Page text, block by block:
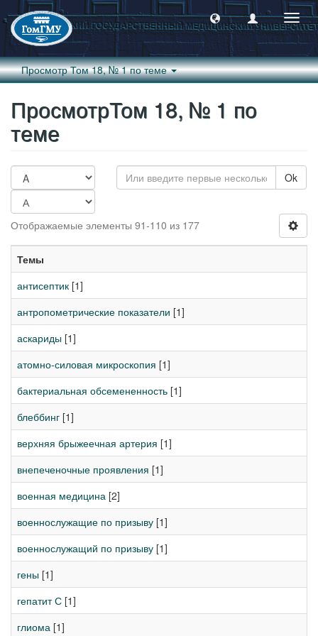
Просмотр Том 18, № 1 по теме
ПросмотрТом 18, № 1 по
теме
Ok
Отображаемые элементы 91-110 из 177
Темы
антисептик [1]
антропометрические показатели [1]
аскариды [1]
атомно-силовая микроскопия [1]
бактериальная обсемененность [1]
блеббинг [1]
верхняя брыжеечная артерия [1]
внепеченочные проявления [1]
военная медицина [2]
военнослужащие по призыву [1]
военнослужащий по призыву [1]
гены [1]
гепатит С [1]
глиома [1]